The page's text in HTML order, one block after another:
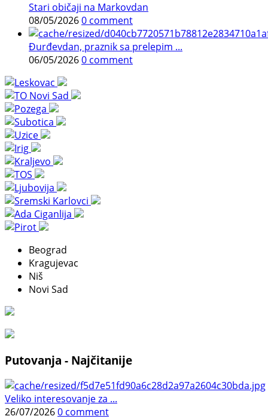
Stari običaji na Markovdan
08/05/20260 comment
Đurđevdan, praznik sa prelepim ...
06/05/20260 comment
Beograd
Kragujevac
Niš
Novi Sad
Putovanja - Najčitanije
Veliko interesovanje za ...
26/07/20260 comment